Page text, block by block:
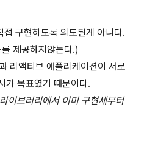
구현하도록 의도된게 아니다.
제공하지않는다.)
리액티브 애플리케이션이 서로
가 목표였기 때문이다.
이브러리에서 이미 구현체부터